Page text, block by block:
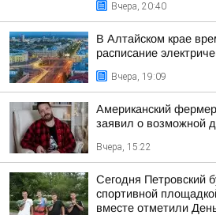
Вчера, 20:40
В Алтайском крае
расписание
Вчера, 19:09
Американский
заявил о возможной
Вчера, 15:22
Сегодня Петровский
спортивной
вместе отметили